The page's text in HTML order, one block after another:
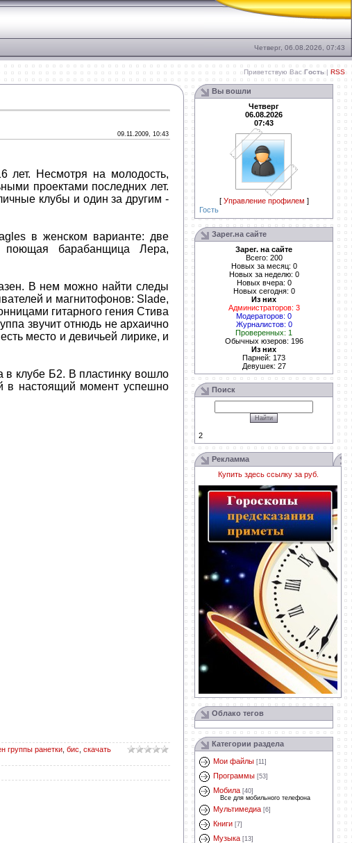
Четверг, 06.08.2026, 07:43
Приветствую Вас Гость | RSS
09.11.2009, 10:43
лет. Несмотря на молодость,
проектами последних лет.
клубы и один за другим -
в женском варианте: две
барабанщица Лера,
В нем можно найти следы
и магнитофонов: Slade,
гитарного гения Стива
звучит отнюдь не архаично
место и девичьей лирике, и
в клубе Б2. В пластинку вошло
в настоящий момент успешно
группы ранетки бис скачать
Вы вошли
Четверг
06.08.2026
07:43
[ Управление профилем ]
Гость
Зарег.на сайте
Зарег. на сайте
Всего: 200
Новых за месяц: 0
Новых за неделю: 0
Новых вчера: 0
Новых сегодня: 0
Из них
Администраторов: 3
Модераторов: 0
Журналистов: 0
Проверенных: 1
Обычных юзеров: 196
Из них
Парней: 173
Девушек: 27
Поиск
2
Рекламма
Купить здесь ссылку за руб.
Облако тегов
Категории раздела
Мои файлы [11]
Программы [53]
Мобила [40]
Все для мобильного телефона
Мультимедиа [6]
Книги [7]
Музыка [13]